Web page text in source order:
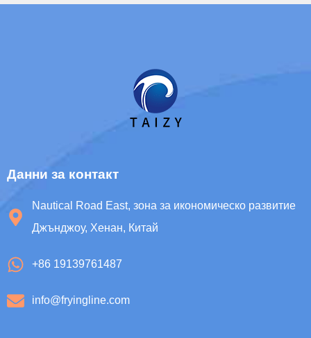
Данни за контакт
Nautical Road East, зона за икономическо развитие
Джънджоу, Хенан, Китай
+86 19139761487
info@fryingline.com